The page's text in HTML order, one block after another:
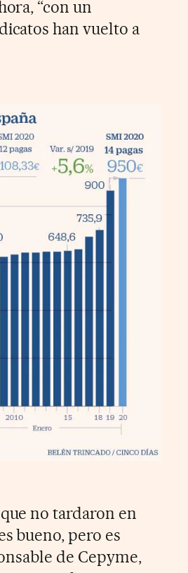
“con un
han vuelto a
no tardaron en
bueno, pero es
de Cepyme,